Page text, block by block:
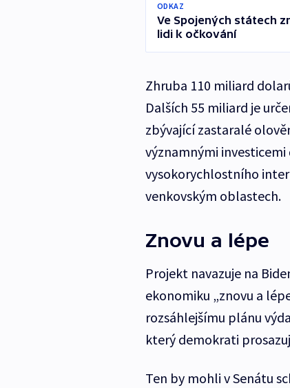
ODKAZ
Ve Spojených státech
lidi k očkování
Zhruba 110 miliard
Dalších 55 miliard je
zbývající zastaralé
významnými
vysokorychlostního
venkovským oblastech.
Znovu a lépe
Projekt navazuje na
ekonomiku „znovu a
rozsáhlejšímu plánu
který demokrati
Ten by mohli v Senátu